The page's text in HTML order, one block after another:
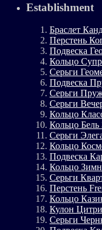
Establishment
Браслет
Перстень
Подвеска
Кольцо
Серьги
Подвеска
Серьги
Серьги
Кольцо
Кольцо
Серьги
Кольцо
Подвеска
Кольцо
Серьги
Перстень
Кольцо
Кулон
Серьги